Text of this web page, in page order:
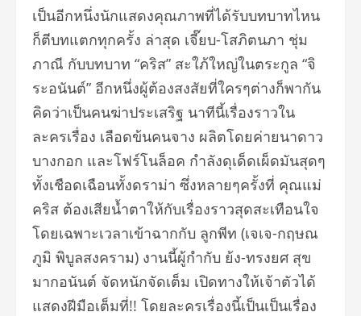
เป็นอีกหนึ่งนักแสดงคุณภาพที่ได้รับบทบาทไหน
ก็ตีบทแตกทุกครั้ง ล่าสุด เจี๊ยบ-โสภิตนภา ชุ่ม
ภาณี กับบทบาท “คริส” สะใภ้ใหญ่ในตระกูล “จิ
ระอนันต์” อีกหนึ่งผู้ต้องสงสัยที่ใครๆต่างก็พากัน
คิดว่าเป็นคนฆ่าประเสริฐ นาทีนี้เรื่องราวใน
ละครเรื่อง เลือดข้นคนจาง ผลิตโดยค่ายนาดาว
บางกอก และโฟร์โนล็อค กำลังดุเด็ดเผ็ดมันสุดๆ
ทั้งเชือดเฉือนทั้งดราม่า ซึ่งหลายๆครั้งที่ คุณแม่
คริส ต้องเสียน้ำตาให้กับเรื่องราวสุดสะเทือนใจ
โดยเฉพาะเวลาเข้าฉากกับ ลูกพีท (เจเจ-กฤษณ
ภูมิ พิบูลสงคราม) งานนี้ผู้กำกับ ย้ง-ทรงยศ สุข
มากอนันต์ จัดหนักจัดเต็ม เปิดทางให้เจ้าตัวได้
แสดงฝีมือเต็มที่!! โดยละครเรื่องนี้เป็นเป็นเรื่อง